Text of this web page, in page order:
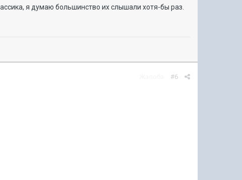
я думаю большинство их слышали хотя-бы раз.
#6